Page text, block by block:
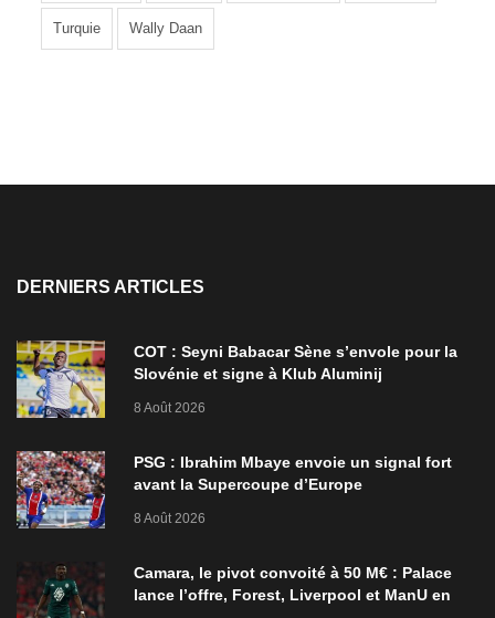
Turquie Wally Daan
DERNIERS ARTICLES
COT : Seyni Babacar Sène s’envole pour la
Slovénie et signe à Klub Aluminij
8 Août 2026
PSG : Ibrahim Mbaye envoie un signal fort
avant la Supercoupe d’Europe
8 Août 2026
Camara, le pivot convoité à 50 M€ : Palace
lance l’offre, Forest, Liverpool et ManU en